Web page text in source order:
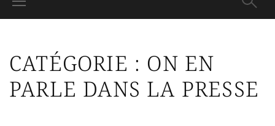
CATÉGORIE : ON EN
PARLE DANS LA PRESSE